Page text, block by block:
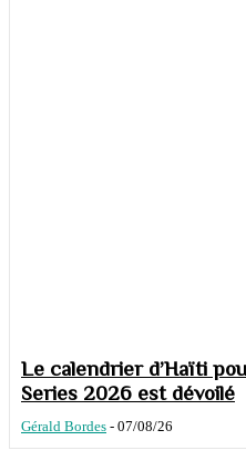
Le calendrier d’Haïti
Series 2026 est dévoilé
Gérald Bordes - 07/08/26